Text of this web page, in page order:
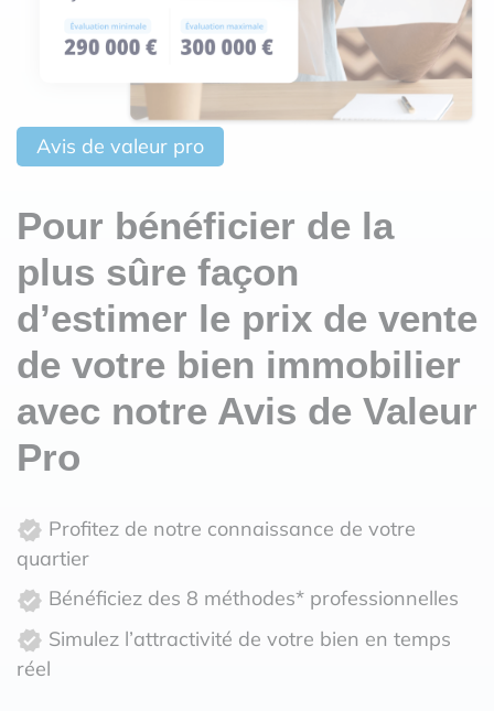
Avis de valeur pro
Pour bénéficier de la
plus sûre façon
d’estimer le prix de vente
de votre bien immobilier
avec notre Avis de Valeur
Pro
Profitez de notre connaissance de votre
quartier
Bénéficiez des 8 méthodes* professionnelles
Simulez l’attractivité de votre bien en temps
réel